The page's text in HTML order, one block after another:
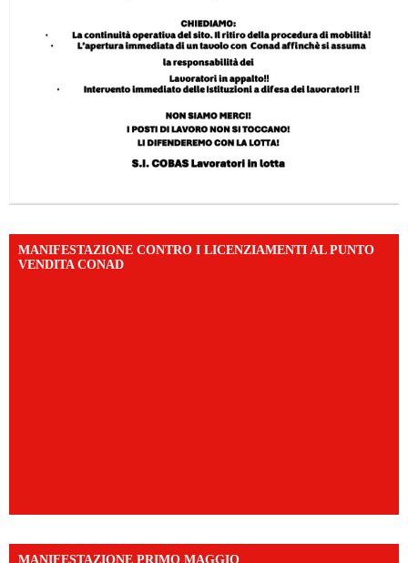
MANIFESTAZIONE CONTRO I LICENZIAMENTI AL PUNTO
VENDITA CONAD
MANIFESTAZIONE PRIMO MAGGIO